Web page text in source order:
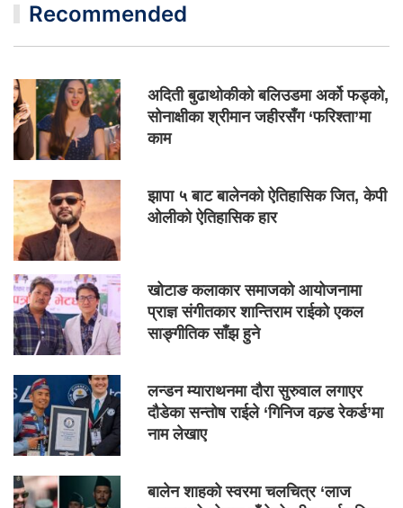
Recommended
अदिती बुढाथोकीको बलिउडमा अर्को फड्को,
सोनाक्षीका श्रीमान जहीरसँग ‘फरिश्ता’मा
काम
झापा ५ बाट बालेनको ऐतिहासिक जित, केपी
ओलीको ऐतिहासिक हार
खोटाङ कलाकार समाजको आयोजनामा
प्राज्ञ संगीतकार शान्तिराम राईको एकल
साङ्गीतिक साँझ हुने
लन्डन म्याराथनमा दौरा सुरुवाल लगाएर
दौडेका सन्तोष राईले ‘गिनिज वल्र्ड रेकर्ड’मा
नाम लेखाए
बालेन शाहको स्वरमा चलचित्र ‘लाज